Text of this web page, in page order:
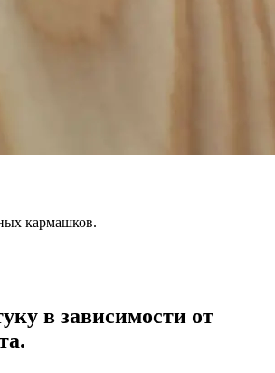
кармашков.
в зависимости от